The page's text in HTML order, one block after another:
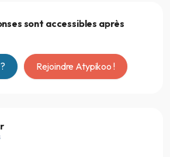
sont accessibles après
Rejoindre Atypikoo !